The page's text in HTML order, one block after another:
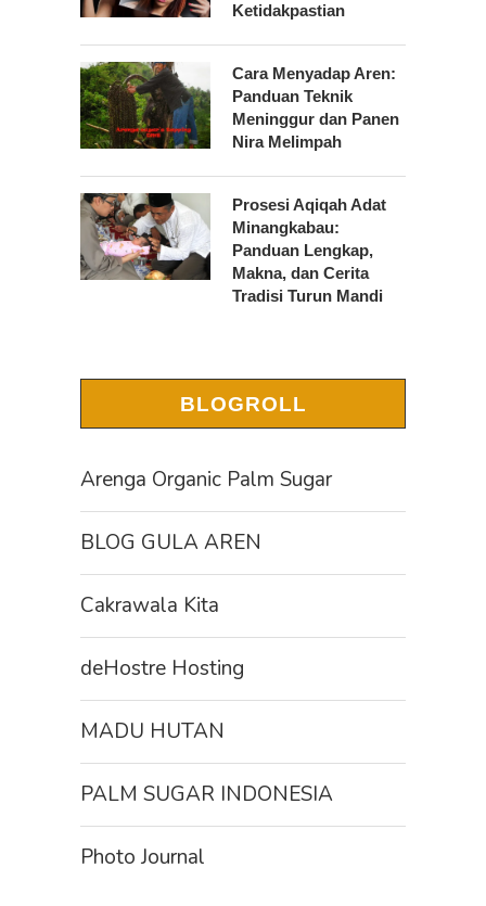
Ketidakpastian
Cara Menyadap Aren:
Panduan Teknik
Meninggur dan Panen
Nira Melimpah
Prosesi Aqiqah Adat
Minangkabau:
Panduan Lengkap,
Makna, dan Cerita
Tradisi Turun Mandi
BLOGROLL
Arenga Organic Palm Sugar
BLOG GULA AREN
Cakrawala Kita
deHostre Hosting
MADU HUTAN
PALM SUGAR INDONESIA
Photo Journal